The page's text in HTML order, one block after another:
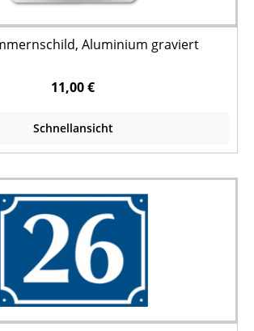
Aluminium graviert
11,00 €
Schnellansicht